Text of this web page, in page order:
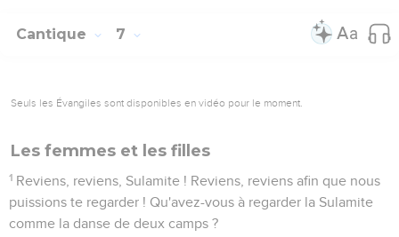
Cantique 7
Seuls les Évangiles sont disponibles en vidéo pour le moment.
Les femmes et les filles
1 Reviens, reviens, Sulamite ! Reviens, reviens afin que nous
puissions te regarder ! Qu'avez-vous à regarder la Sulamite
comme la danse de deux camps ?